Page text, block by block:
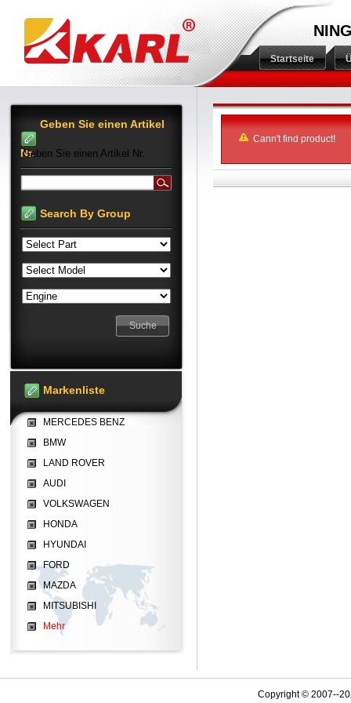
Startseite
Cann't find product!
Geben Sie einen Artikel
Nr.
Geben Sie einen Artikel Nr.
Search By Group
Markenliste
MERCEDES BENZ
BMW
LAND ROVER
AUDI
VOLKSWAGEN
HONDA
HYUNDAI
FORD
MAZDA
MITSUBISHI
Mehr
Copyright © 2007--